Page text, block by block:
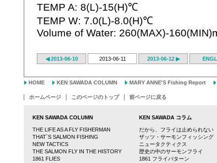
TEMP A: 8(L)-15(H)℃
TEMP W: 7.0(L)-8.0(H)℃
Volume of Water: 260(MAX)-
◀ 2013-06-10 2013-06-11 2013-06-12 ▶
HOME KEN SAWADA COLUMN MARY ANNE'S Fishing Report
ホームページ このページのトップ 前ページに戻る
KEN SAWADA COLUMN
THE LIFE AS A FLY FISHERMAN
THAT`S SALMON FISHING
NEW TACTICS
THE SALMON FLY IN THE HISTORY
1861 FLIES
KEN SAWADA コラム
だから、フライは止められない
ザッツ・サーモンフィッシング
ニュータクティクス
歴史の中のサーモンフライ
1861 フライパターン